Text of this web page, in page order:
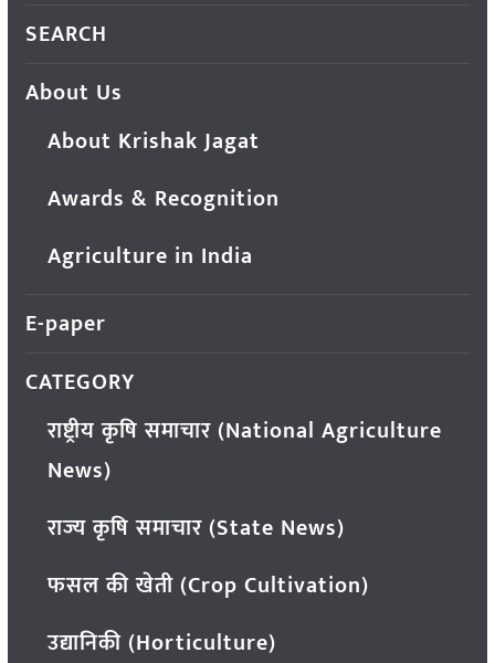
SEARCH
About Us
About Krishak Jagat
Awards & Recognition
Agriculture in India
E-paper
CATEGORY
राष्ट्रीय कृषि समाचार (National Agriculture
News)
राज्य कृषि समाचार (State News)
फसल की खेती (Crop Cultivation)
उद्यानिकी (Horticulture)